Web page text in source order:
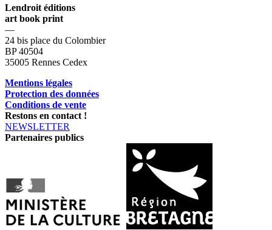
Lendroit éditions
art book print
—
24 bis place du Colombier
BP 40504
35005 Rennes Cedex
Mentions légales
Protection des données
Conditions de vente
Restons en contact !
NEWSLETTER
Partenaires publics